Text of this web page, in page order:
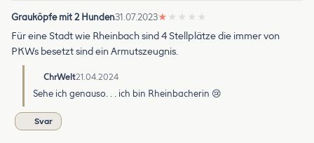
Grauköpfe mit 2 Hunden31.07.2023★ ★ ★ ★ ★
Für eine Stadt wie Rheinbach sind 4 Stellplätze die immer von
PKWs besetzt sind ein Armutszeugnis.
ChrWelt21.04.2024
Sehe ich genauso. . . ich bin Rheinbacherin 😢
Svar